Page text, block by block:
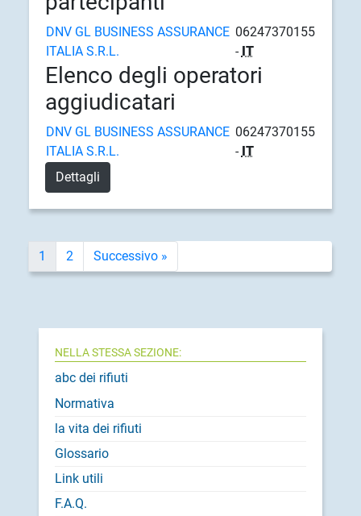
DNV GL BUSINESS ASSURANCE
ITALIA S.R.L.
06247370155
- IT
Elenco degli operatori
aggiudicatari
DNV GL BUSINESS ASSURANCE
ITALIA S.R.L.
06247370155
- IT
Dettagli
1 2 Successivo »
NELLA STESSA SEZIONE:
abc dei rifiuti
Normativa
la vita dei rifiuti
Glossario
Link utili
F.A.Q.